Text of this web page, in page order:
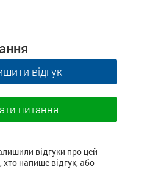
відгук
питання
відгуки про цей
напише відгук, або